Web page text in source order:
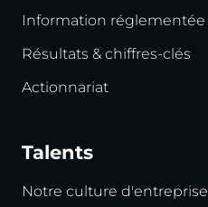
Information réglementée
Résultats & chiffres-clés
Actionnariat
Talents
Notre culture d'entreprise